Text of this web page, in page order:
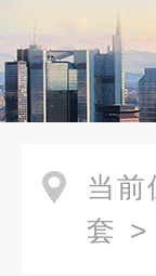
当前
套 >